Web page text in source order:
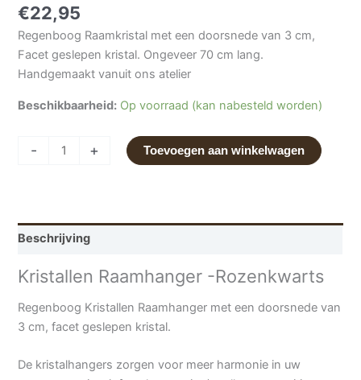
€22,95
Regenboog Raamkristal met een doorsnede van 3 cm,
Facet geslepen kristal. Ongeveer 70 cm lang.
Handgemaakt vanuit ons atelier
Beschikbaarheid: Op voorraad (kan nabesteld worden)
- + Toevoegen aan winkelwagen
Beschrijving
Kristallen Raamhanger -Rozenkwarts
Regenboog Kristallen Raamhanger met een doorsnede van
3 cm, facet geslepen kristal.
De kristalhangers zorgen voor meer harmonie in uw